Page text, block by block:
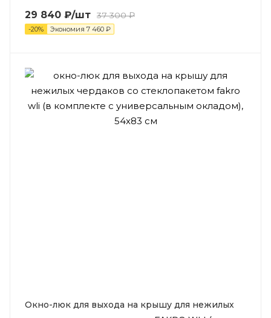
29 840 ₽/шт 37 300₽
-20% Экономия 7 460 ₽
Окно-люк для выхода на крышу для нежилых